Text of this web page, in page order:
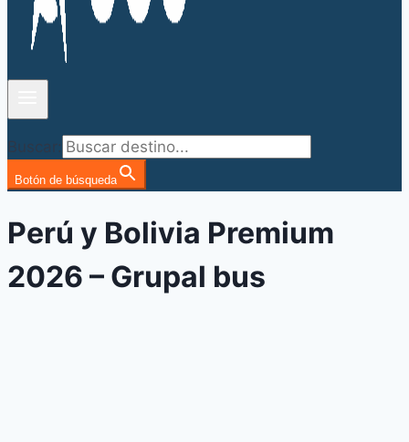
Buscar:
Botón de búsqueda
Perú y Bolivia Premium
2026 – Grupal bus